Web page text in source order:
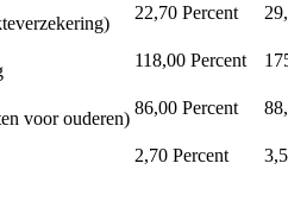
22,70 Percent
118,00 Percent
voor ouderen)
86,00 Percent
2,70 Percent